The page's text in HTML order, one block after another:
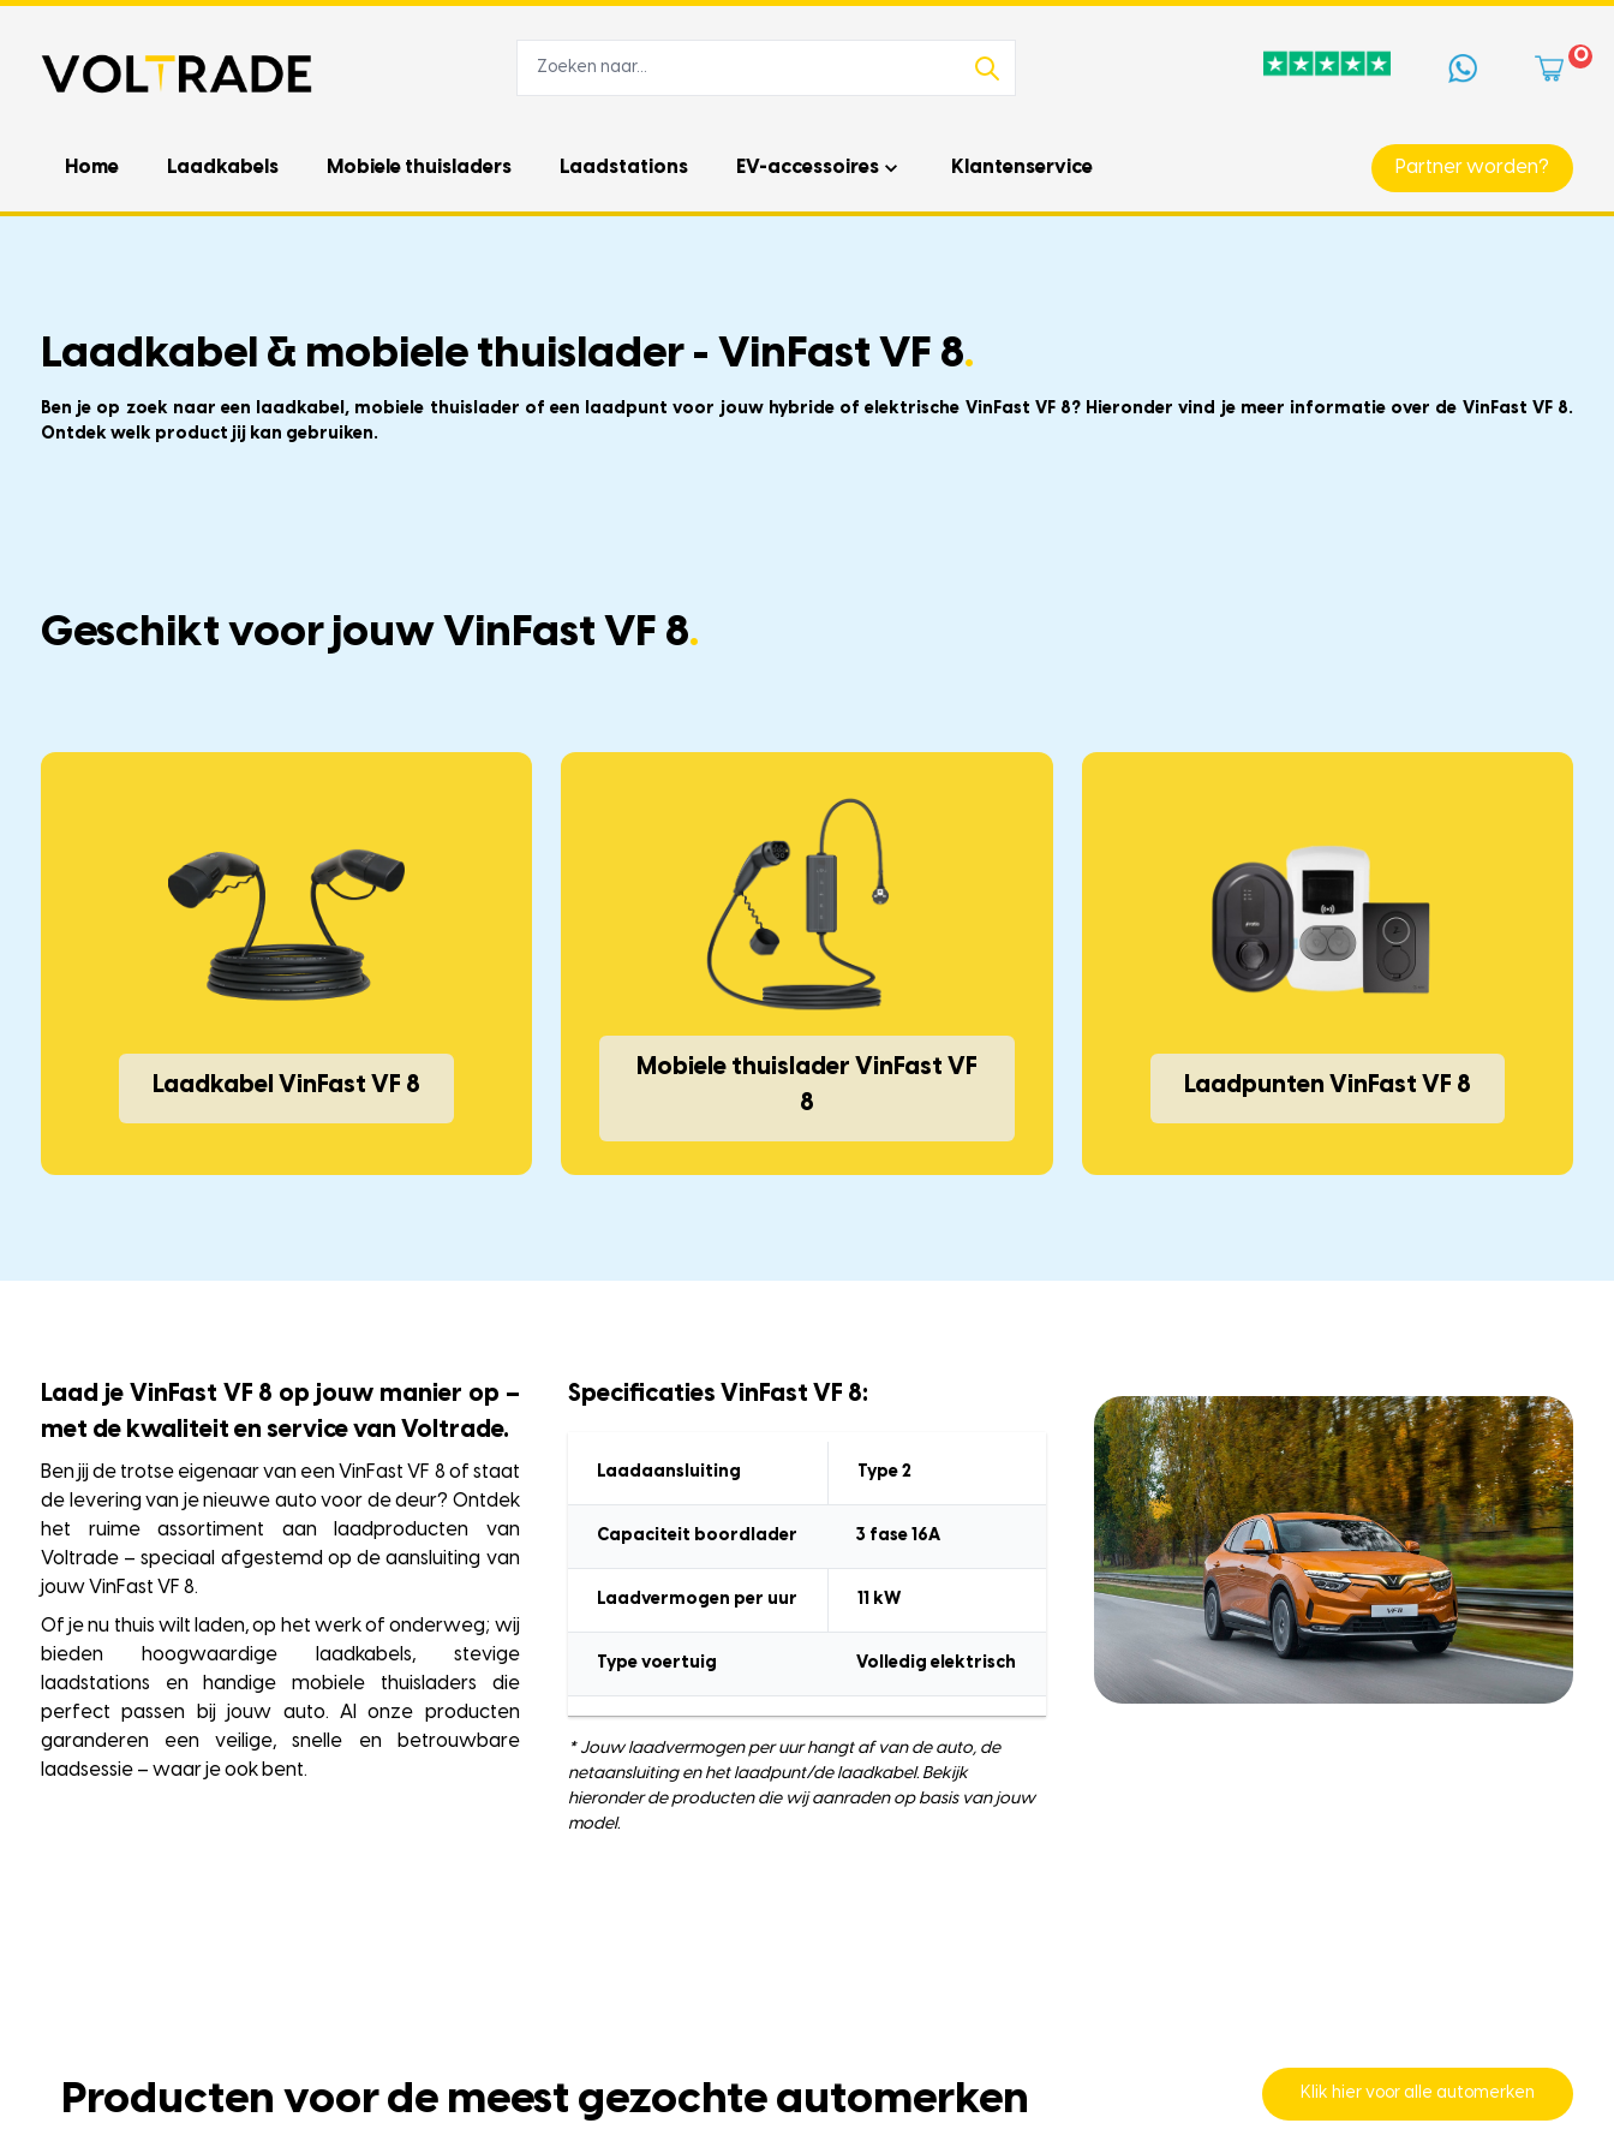
0
Home Laadkabels Mobiele thuisladers Laadstations EV-accessoires Klantenservice Partner worden?
Laadkabel & mobiele thuislader - VinFast VF 8.
Ben je op zoek naar een laadkabel, mobiele thuislader of een laadpunt voor jouw hybride of elektrische VinFast VF 8? Hieronder vind je meer informatie over de VinFast VF 8.
Ontdek welk product jij kan gebruiken.
Geschikt voor jouw VinFast VF 8.
Laadkabel VinFast VF 8
Mobiele thuislader VinFast VF
8
Laadpunten VinFast VF 8
Laad je VinFast VF 8 op jouw manier op –
met de kwaliteit en service van Voltrade.
Ben jij de trotse eigenaar van een VinFast VF 8 of staat
de levering van je nieuwe auto voor de deur? Ontdek
het ruime assortiment aan laadproducten van
Voltrade – speciaal afgestemd op de aansluiting van
jouw VinFast VF 8.
Of je nu thuis wilt laden, op het werk of onderweg; wij
bieden hoogwaardige laadkabels, stevige
laadstations en handige mobiele thuisladers die
perfect passen bij jouw auto. Al onze producten
garanderen een veilige, snelle en betrouwbare
laadsessie – waar je ook bent.
Specificaties VinFast VF 8:
Laadaansluiting Type 2
Capaciteit boordlader 3fase 16A
Laadvermogen per uur 11 kW
Type voertuig Volledig elektrisch
* Jouw laadvermogen per uur hangt af van de auto, de
netaansluiting en het laadpunt/de laadkabel. Bekijk
hieronder de producten die wij aanraden op basis van jouw
model.
Producten voor de meest gezochte automerken Klik hier voor alle automerken